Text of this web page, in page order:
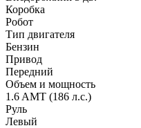
Коробка
Робот
Тип двигателя
Бензин
Привод
Передний
Объем и мощность
1.6 AMT (186 л.с.)
Руль
Левый